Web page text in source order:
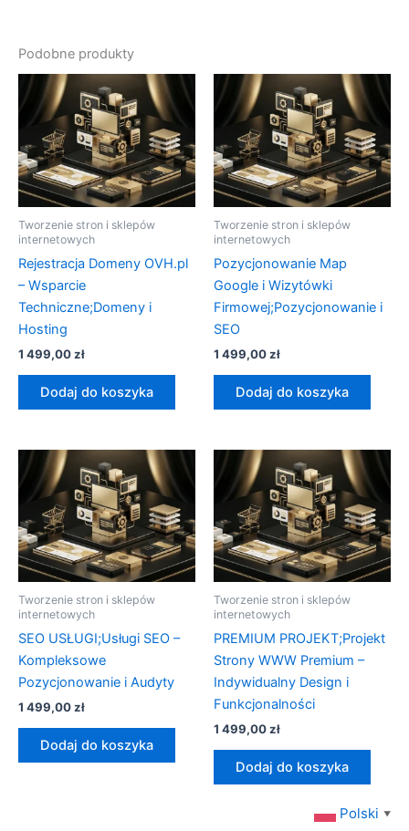
Podobne produkty
Tworzenie stron i sklepów
internetowych
Rejestracja Domeny OVH.pl
– Wsparcie
Techniczne;Domeny i
Hosting
1 499,00zł
Dodaj do koszyka
Tworzenie stron i sklepów
internetowych
Pozycjonowanie Map
Google i Wizytówki
Firmowej;Pozycjonowanie i
SEO
1 499,00zł
Dodaj do koszyka
Tworzenie stron i sklepów
internetowych
SEO USŁUGI;Usługi SEO –
Kompleksowe
Pozycjonowanie i Audyty
1 499,00zł
Dodaj do koszyka
Tworzenie stron i sklepów
internetowych
PREMIUM PROJEKT;Projekt
Strony WWW Premium –
Indywidualny Design i
Funkcjonalności
1 499,00zł
Dodaj do koszyka
Polski ▼